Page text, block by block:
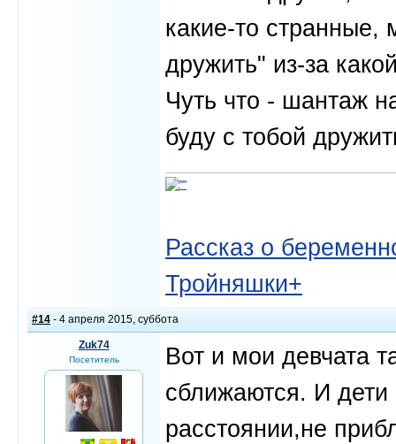
какие-то странные,
дружить" из-за
Чуть что - шантаж
буду с тобой
Рассказ о
Тройняшки+
#14 - 4 апреля 2015, суббота
Zuk74
Посетитель
Вот и мои девчата
сближаются. И
расстоянии,не